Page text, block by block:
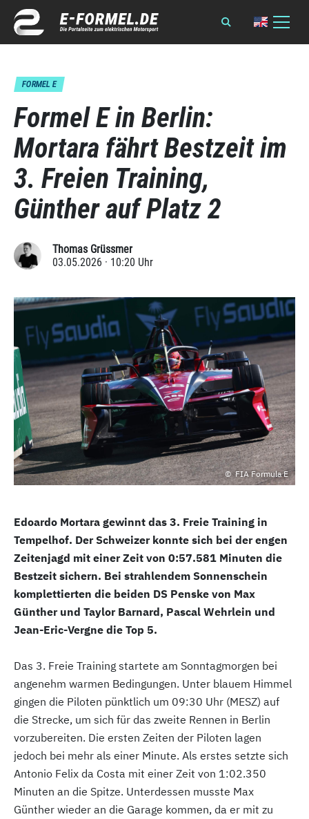
FORMEL E
Formel E in Berlin:
Mortara fährt Bestzeit im
3. Freien Training,
Günther auf Platz 2
Thomas Grüssmer
03.05.2026 · 10:20 Uhr
FIA Formula E
Edoardo Mortara gewinnt das 3. Freie Training in
Tempelhof. Der Schweizer konnte sich bei der engen
Zeitenjagd mit einer Zeit von 0:57.581 Minuten die
Bestzeit sichern. Bei strahlendem Sonnenschein
komplettierten die beiden DS Penske von Max
Günther und Taylor Barnard, Pascal Wehrlein und
Jean-Eric-Vergne die Top 5.
Das 3. Freie Training startete am Sonntagmorgen bei
angenehm warmen Bedingungen. Unter blauem Himmel
gingen die Piloten pünktlich um 09:30 Uhr (MESZ) auf
die Strecke, um sich für das zweite Rennen in Berlin
vorzubereiten. Die ersten Zeiten der Piloten lagen
jedoch bei mehr als einer Minute. Als erstes setzte sich
Antonio Felix da Costa mit einer Zeit von 1:02.350
Minuten an die Spitze. Unterdessen musste Max
Günther wieder an die Garage kommen, da er mit zu